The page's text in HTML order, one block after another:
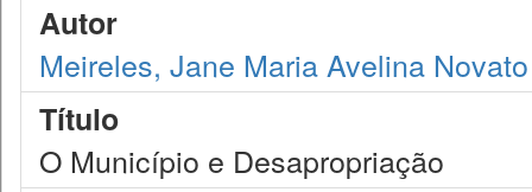
Autor
Meireles, Jane Maria Avelina Novato
Título
O Município e Desapropriação